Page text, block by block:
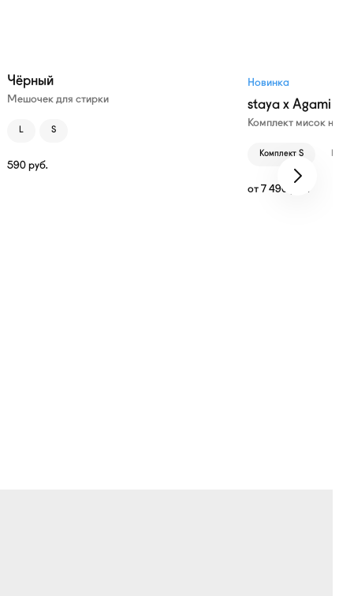
Чёрный
Мешочек для стирки
L S
590 руб.
Новинка
staya x Agami
Комплект мисок
Комплект S
от 7 490 руб.